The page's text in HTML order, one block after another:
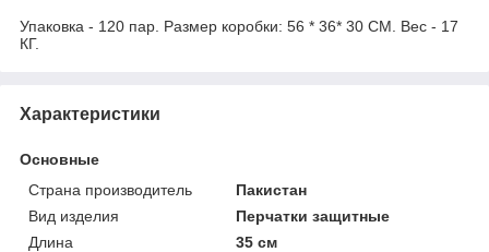
Упаковка - 120 пар. Размер коробки: 56 * 36* 30 СМ. Вес - 17
КГ.
Характеристики
Основные
Страна производитель
Пакистан
Вид изделия
Перчатки защитные
Длина
35 см